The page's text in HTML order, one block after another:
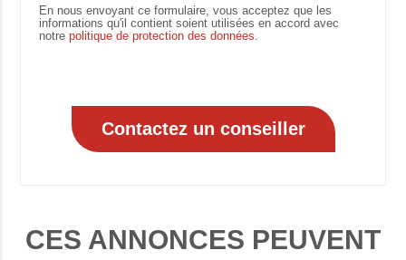
En nous envoyant ce formulaire, vous acceptez que les
informations qu'il contient soient utilisées en accord avec
notrepolitique de protection des données.
CES ANNONCES PEUVENT